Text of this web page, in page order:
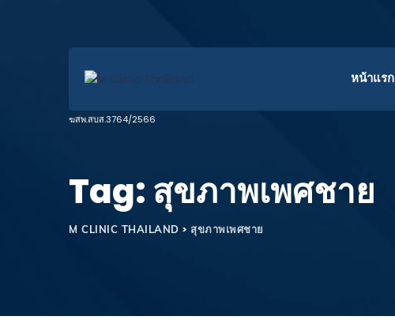
หน้าแรก
Tag: สุขภาพเพศชาย
M CLINIC THAILAND > สุขภาพเพศชาย